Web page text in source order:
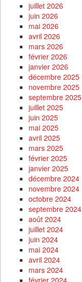
juillet 2026
juin 2026
mai 2026
avril 2026
mars 2026
février 2026
janvier 2026
décembre 2025
novembre 2025
septembre 2025
juillet 2025
juin 2025
mai 2025
avril 2025
mars 2025
février 2025
janvier 2025
décembre 2024
novembre 2024
octobre 2024
septembre 2024
août 2024
juillet 2024
juin 2024
mai 2024
avril 2024
mars 2024
février 2024